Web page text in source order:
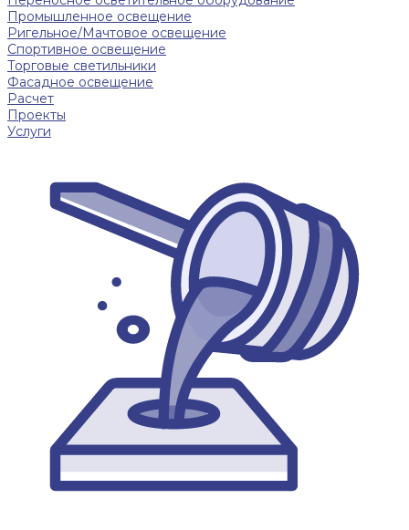
Промышленное освещение
Ригельное/Мачтовое освещение
Спортивное освещение
Торговые светильники
Фасадное освещение
Расчет
Проекты
Услуги